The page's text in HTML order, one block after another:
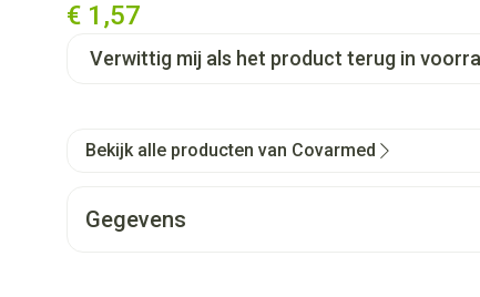
€ 1,57
Verwittig mij als het product terug in
Bekijk alle producten van Covarmed
Gegevens